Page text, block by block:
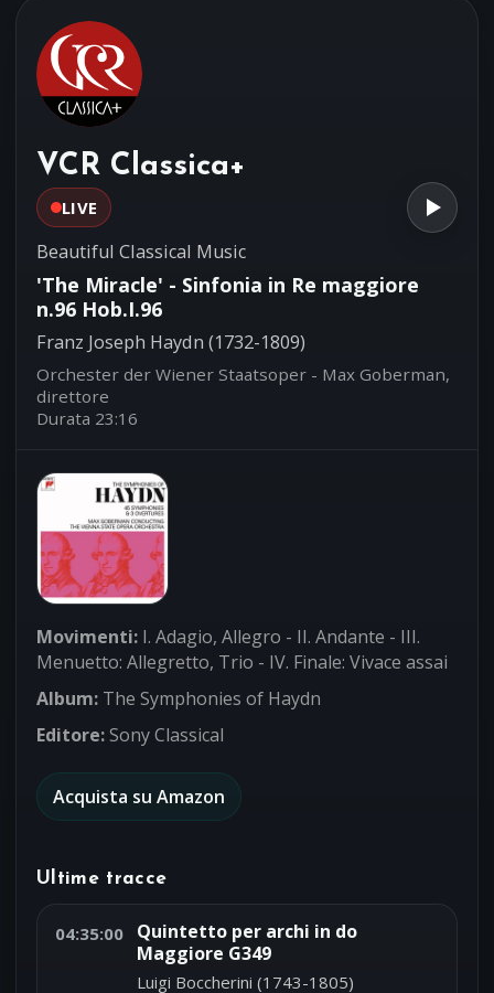
direttore
04:37
Antoine Reicha (1770-1836)
Ivan Ilić, pianoforte
VCR Classica+
LIVE
Beautiful Classical Music
'The Miracle' - Sinfonia in Re maggiore
n.96 Hob.I.96
Franz Joseph Haydn (1732-1809)
Orchester der Wiener Staatsoper - Max Goberman,
direttore
Durata 23:16
Movimenti: I. Adagio, Allegro - II. Andante - III.
Menuetto: Allegretto, Trio - IV. Finale: Vivace assai
Album: The Symphonies of Haydn
Editore:Sony Classical
Acquista su Amazon
Ultime tracce
04:35:00
Quintetto per archi in do
Maggiore G349
Luigi Boccherini (1743-1805)